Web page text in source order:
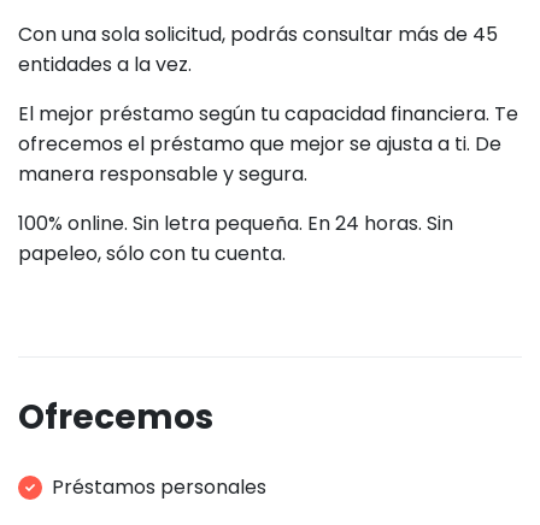
Con una sola solicitud, podrás consultar más de 45
entidades a la vez.
El mejor préstamo según tu capacidad financiera. Te
ofrecemos el préstamo que mejor se ajusta a ti. De
manera responsable y segura.
100% online. Sin letra pequeña. En 24 horas. Sin
papeleo, sólo con tu cuenta.
Ofrecemos
Préstamos personales